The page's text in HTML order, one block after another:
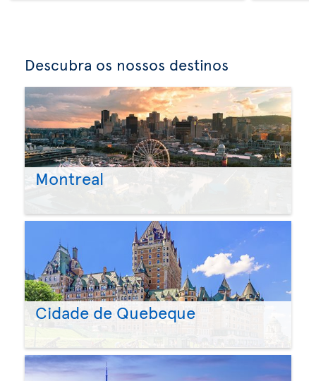
Descubra os nossos destinos
Montreal
Cidade de Quebeque